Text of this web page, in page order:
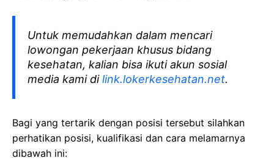
Untuk memudahkan dalam mencari
lowongan pekerjaan khusus bidang
kesehatan, kalian bisa ikuti akun sosial
media kami dilink.lokerkesehatan.net.
Bagi yang tertarik dengan posisi tersebut silahkan
perhatikan posisi, kualifikasi dan cara melamarnya
dibawah ini: